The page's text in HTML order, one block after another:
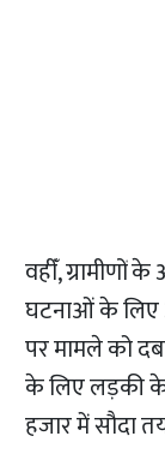
वहीँ, ग्रामीणों
घटनाओं के लिए
पर मामले को
के लिए लड़की के
हजार में सौदा